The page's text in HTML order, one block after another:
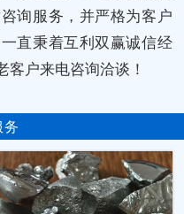
询服务，并严格为客户
直秉着互利双赢诚信经
户来电咨询洽谈！